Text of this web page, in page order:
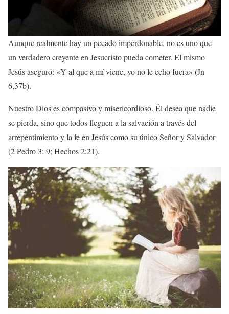
Aunque realmente hay un pecado imperdonable, no es uno que
un verdadero creyente en Jesucristo pueda cometer. El mismo
Jesús aseguró: «Y al que a mí viene, yo no le echo fuera» (Jn
6,37b).
Nuestro Dios es compasivo y misericordioso. Él desea que nadie
se pierda, sino que todos lleguen a la salvación a través del
arrepentimiento y la fe en Jesús como su único Señor y Salvador
(2 Pedro 3: 9; Hechos 2:21).